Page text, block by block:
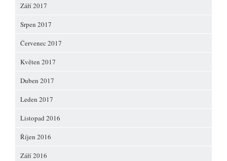
Září 2017
Srpen 2017
Červenec 2017
Květen 2017
Duben 2017
Leden 2017
Listopad 2016
Říjen 2016
Září 2016